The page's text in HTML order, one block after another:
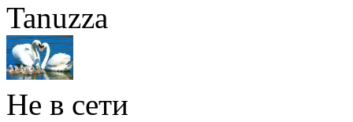
Tanuzza
Не в сети